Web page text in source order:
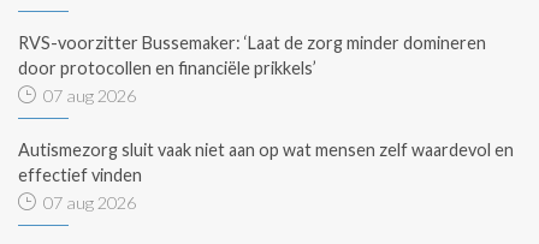
RVS-voorzitter Bussemaker: ‘Laat de zorg minder domineren
door protocollen en financiële prikkels’
07 aug 2026
Autismezorg sluit vaak niet aan op wat mensen zelf waardevol en
effectief vinden
07 aug 2026